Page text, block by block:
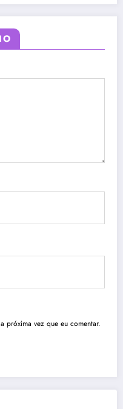
próxima vez que eu comentar.